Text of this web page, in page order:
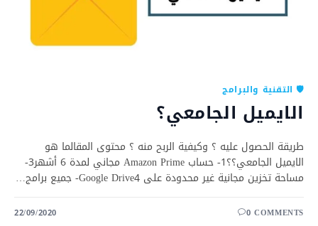
🛡️ التقنية والبرامج
الايميل الجامعي؟
طريقة الحصول عليه ؟ وكيفية الربح منه ؟ محتوى المقالما هو
الايميل الجامعي؟؟1- حساب Amazon Prime مجاني لمدة 6 أشهر3-
مساحة تخزين مجانية غير محدودة على Google Drive4- جميع برامج…
0 COMMENTS
22/09/2020